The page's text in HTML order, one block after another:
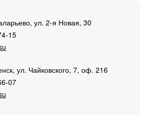
ул. 2-я Новая, 30
15
ул. Чайковского, 7, оф. 216
07